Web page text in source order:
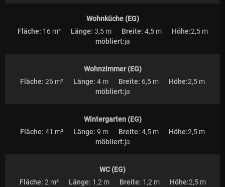
Wohnküche (EG)
Fläche: 16 m² Länge: 3,5 m Breite: 4,5 m Höhe:2,5 m
möbliert:ja
Wohnzimmer (EG)
Fläche: 26 m² Länge: 4 m Breite: 6,5 m Höhe:2,5 m
möbliert:ja
Wintergarten (EG)
Fläche: 41 m² Länge: 9 m Breite: 4,5 m Höhe:2,5 m
möbliert:ja
WC (EG)
Fläche: 2 m² Länge: 1,2 m Breite: 1,2 m Höhe:2,5 m